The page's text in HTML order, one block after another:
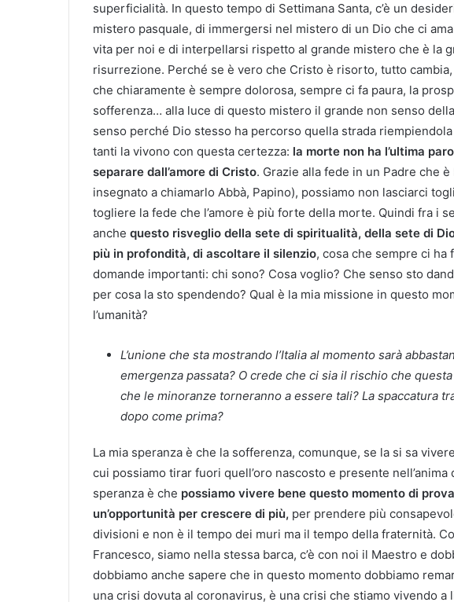
superficialità. In questo tempo di Settimana Santa, c’è un
mistero pasquale, di immergersi nel mistero di un Dio che ci
vita per noi e di interpellarsi rispetto al grande mistero che è la
risurrezione. Perché se è vero che Cristo è risorto, tutto
che chiaramente è sempre dolorosa, sempre ci fa paura, la
sofferenza… alla luce di questo mistero il grande non senso
senso perché Dio stesso ha percorso quella strada
tanti la vivono con questa certezza: la morte non ha l’ultima
separare dall’amore di Cristo. Grazie alla fede in un Padre che
insegnato a chiamarlo Abbà, Papino), possiamo non lasciarci
togliere la fede che l’amore è più forte della morte. Quindi fra i
anche questo risveglio della sete di spiritualità, della sete di
più in profondità, di ascoltare il silenzio, cosa che sempre ci ha
domande importanti: chi sono? Cosa voglio? Che senso sto
per cosa la sto spendendo? Qual è la mia missione in questo
l’umanità?
L’unione che sta mostrando l’Italia al momento sarà
emergenza passata? O crede che ci sia il rischio che
che le minoranze torneranno a essere tali? La spaccatura
dopo come prima?
La mia speranza è che la sofferenza, comunque, se la si sa
cui possiamo tirar fuori quell’oro nascosto e presente
speranza è che possiamo vivere bene questo momento di
un’opportunità per crescere di più, per prendere più
divisioni e non è il tempo dei muri ma il tempo della fraternità.
Francesco, siamo nella stessa barca, c’è con noi il Maestro e
dobbiamo anche sapere che in questo momento dobbiamo
una crisi dovuta al coronavirus, è una crisi che stiamo vivendo a